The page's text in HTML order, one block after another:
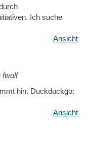
Ich suche
Ansicht
fwulf
hin. Duckduckgo:
Ansicht